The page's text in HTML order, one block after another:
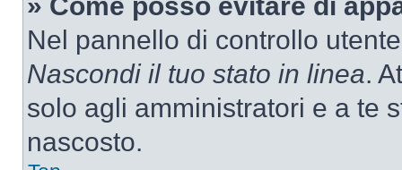
Nel pannello di controllo
Nascondi il tuo stato in linea.
solo agli amministratori e a te
nascosto.